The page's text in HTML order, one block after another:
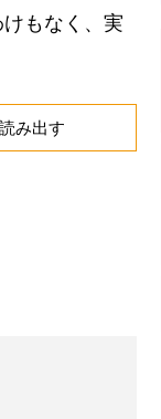
もなく、実
み出す